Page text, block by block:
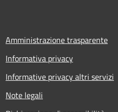
Amministrazione trasparente
Informativa privacy
Informative privacy altri servizi
Note legali